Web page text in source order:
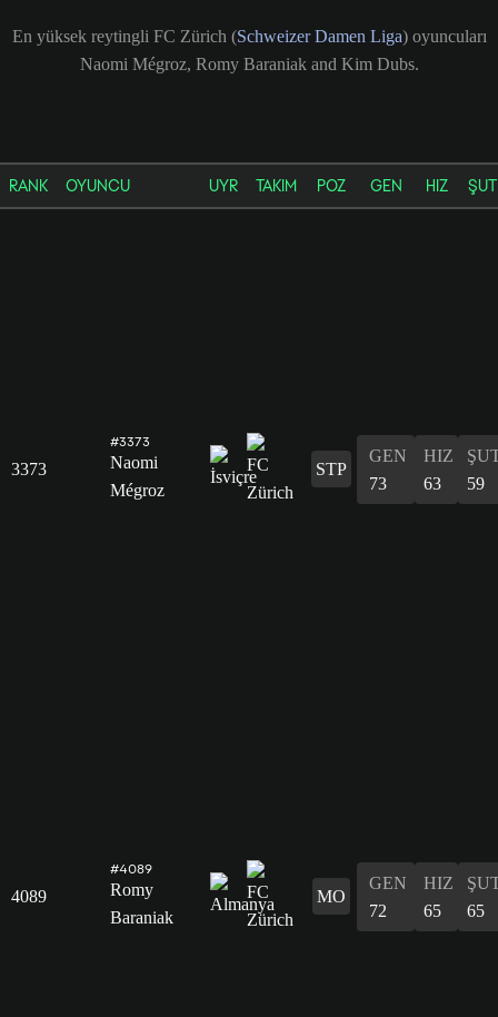
En yüksek reytingli FC Zürich (Schweizer Damen Liga) oyuncuları
Naomi Mégroz, Romy Baraniak and Kim Dubs.
RANK OYUNCU UYR TAKIM POZ GEN HIZ ŞUT
3373
#3373
Naomi
Mégroz
STP
GEN
73
HIZ
63
59
4089
#4089
Romy
Baraniak
MO
GEN
72
HIZ
65
65